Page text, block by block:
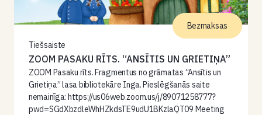
Tiešsaiste
ZOOM PASAKU RĪTS. “ANSĪTIS UN GRIETIŅA”
ZOOM Pasaku rīts. Fragmentus no grāmatas “Ansītis un
Grietiņa” lasa bibliotekāre Inga. Pieslēgšanās saite
nemainīga: https://us06web.zoom.us/j/89071258777?
pwd=SGdXbzdleWhHZkdsTE9udU1BKzlaQT09 Meeting
Bezmaksas